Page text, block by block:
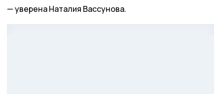
уверена Наталия Вассунова.